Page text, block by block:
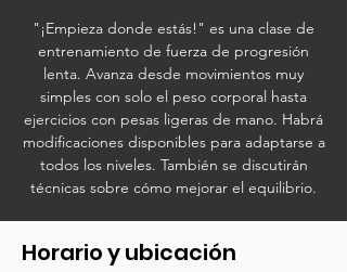
"¡Empieza donde estás!" es una clase de
entrenamiento de fuerza de progresión
lenta. Avanza desde movimientos muy
simples con solo el peso corporal hasta
ejercicios con pesas ligeras de mano. Habrá
modificaciones disponibles para adaptarse a
todos los niveles. También se discutirán
técnicas sobre cómo mejorar el equilibrio.
Horario y ubicación